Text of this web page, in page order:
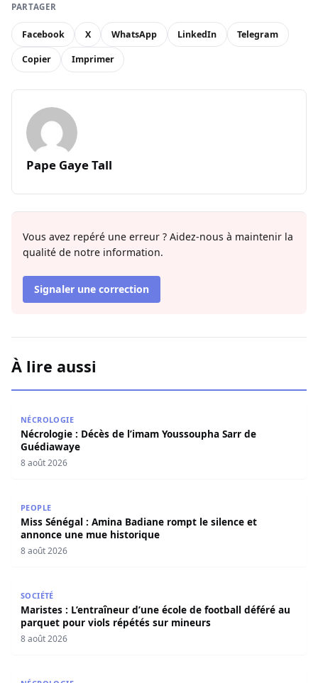
PARTAGER
Facebook X WhatsApp LinkedIn Telegram
Copier Imprimer
Pape Gaye Tall
Vous avez repéré une erreur ? Aidez-nous à maintenir la
qualité de notre information.
Signaler une correction
À lire aussi
NÉCROLOGIE
Nécrologie : Décès de l’imam Youssoupha Sarr de
Guédiawaye
8 août 2026
PEOPLE
Miss Sénégal : Amina Badiane rompt le silence et
annonce une mue historique
8 août 2026
SOCIÉTÉ
Maristes : L’entraîneur d’une école de football déféré au
parquet pour viols répétés sur mineurs
8 août 2026